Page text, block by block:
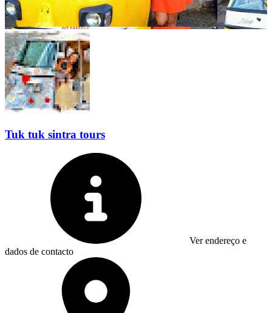
Tuk tuk sintra tours
Ver endereço e
dados de contacto